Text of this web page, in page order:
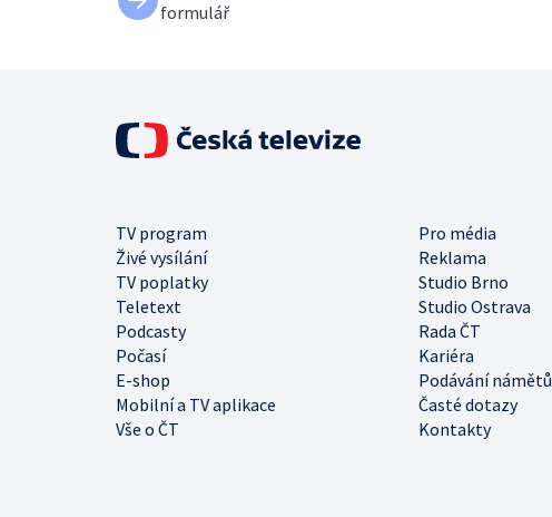
formulář
TV program
Pro média
Živé vysílání
Reklama
TV poplatky
Studio Brno
Teletext
Studio Ostrava
Podcasty
Rada ČT
Počasí
Kariéra
E-shop
Podávání námětů
Mobilní a TV aplikace
Časté dotazy
Vše o ČT
Kontakty